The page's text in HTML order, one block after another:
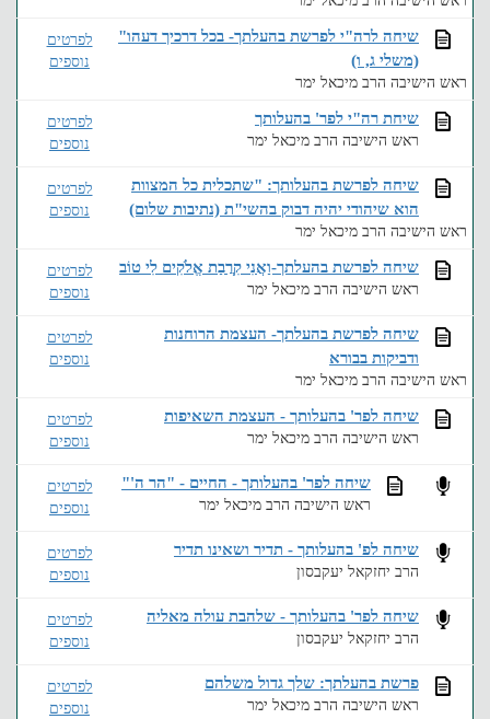
לפרטים
נוספים
שיחה לרה"י לפרשת בהעלתך- בכל דרכיך דעהו"
(משלי ג, ו)
ראש הישיבה הרב מיכאל ימר
לפרטים
נוספים
שיחת רה"י לפר' בהעלותך
ראש הישיבה הרב מיכאל ימר
לפרטים
נוספים
שיחה לפרשת בהעלותך: "שתכלית כל המצוות
הוא שיהודי יהיה דבוק בהשי"ת (נתיבות שלום)
ראש הישיבה הרב מיכאל ימר
לפרטים
נוספים
שיחה לפרשת בהעלתך-וַאֲנִי קִרֲבַת אֱלֹקִים לִי טוֹב
ראש הישיבה הרב מיכאל ימר
לפרטים
נוספים
שיחה לפרשת בהעלתך- העצמת הרוחנות
ודביקות בבורא
ראש הישיבה הרב מיכאל ימר
לפרטים
נוספים
שיחה לפר' בהעלותך - העצמת השאיפות
ראש הישיבה הרב מיכאל ימר
לפרטים
נוספים
שיחה לפר' בהעלותך - החיים - "הר ה'"
ראש הישיבה הרב מיכאל ימר
לפרטים
נוספים
שיחה לפ' בהעלותך - תדיר ושאינו תדיר
הרב יחזקאל יעקבסון
לפרטים
נוספים
שיחה לפר' בהעלותך - שלהבת עולה מאליה
הרב יחזקאל יעקבסון
לפרטים
נוספים
פרשת בהעלתך: שלך גדול משלהם
ראש הישיבה הרב מיכאל ימר